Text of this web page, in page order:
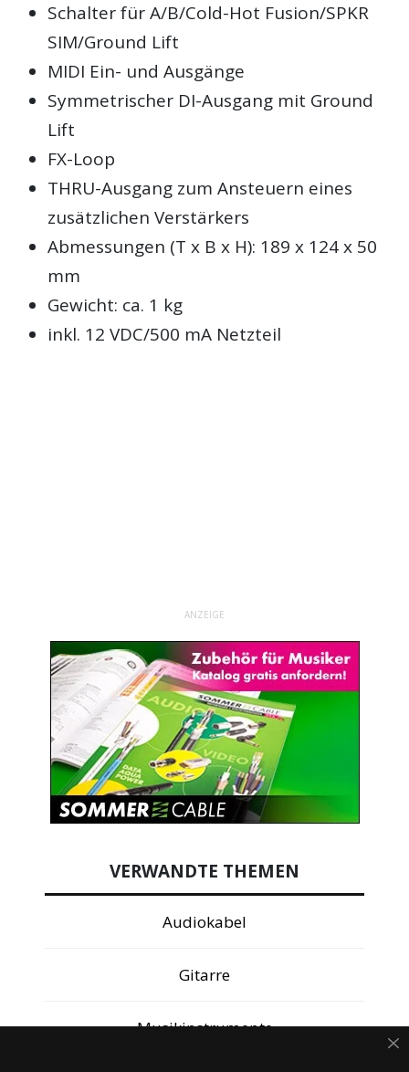
Schalter für A/B/Cold-Hot Fusion/SPKR
SIM/Ground Lift
MIDI Ein- und Ausgänge
Symmetrischer DI-Ausgang mit Ground
Lift
FX-Loop
THRU-Ausgang zum Ansteuern eines
zusätzlichen Verstärkers
Abmessungen (T x B x H): 189 x 124 x 50
mm
Gewicht: ca. 1 kg
inkl. 12 VDC/500 mA Netzteil
ANZEIGE
VERWANDTE THEMEN
Audiokabel
Gitarre
Musikinstrumente